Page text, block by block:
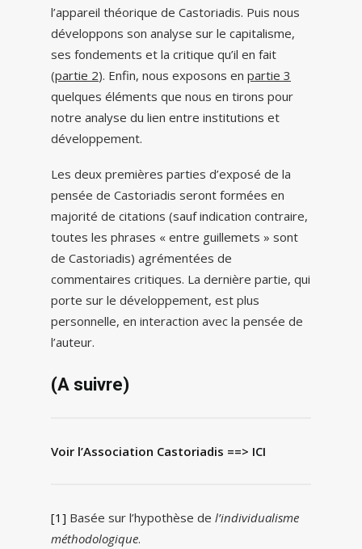
l’appareil théorique de Castoriadis. Puis nous
développons son analyse sur le capitalisme,
ses fondements et la critique qu’il en fait
(partie 2). Enfin, nous exposons en partie 3
quelques éléments que nous en tirons pour
notre analyse du lien entre institutions et
développement.
Les deux premières parties d’exposé de la
pensée de Castoriadis seront formées en
majorité de citations (sauf indication contraire,
toutes les phrases « entre guillemets » sont
de Castoriadis) agrémentées de
commentaires critiques. La dernière partie, qui
porte sur le développement, est plus
personnelle, en interaction avec la pensée de
l’auteur.
(A suivre)
Voir l’Association Castoriadis ==> ICI
[1] Basée sur l’hypothèse de l’individualisme
méthodologique.